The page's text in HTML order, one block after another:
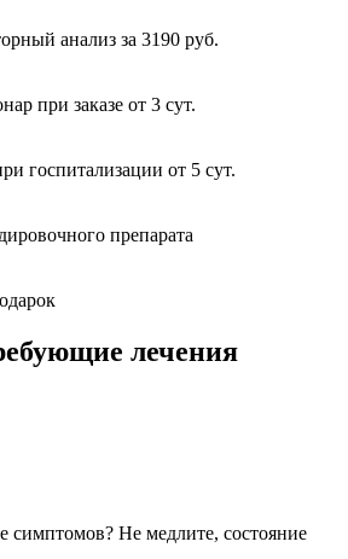
анализ за 3190 руб.
при заказе от 3 сут.
госпитализации от 5 сут.
препарата
лечения
симптомов? Не медлите, состояние